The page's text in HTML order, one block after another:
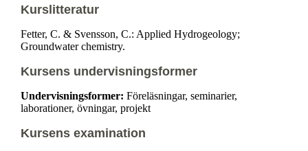
Kurslitteratur
Fetter, C. & Svensson, C.: Applied Hydrogeology;
Groundwater chemistry.
Kursens undervisningsformer
Undervisningsformer: Föreläsningar, seminarier,
laborationer, övningar, projekt
Kursens examination